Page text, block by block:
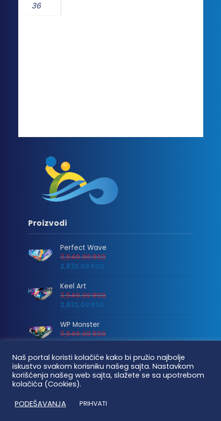
36
Proizvodi
Perfect Wave
3,540.00RSD
2,832.00 RSD
Keel Art
3,540.00RSD
2,832.00 RSD
WP Monster
3,540.00RSD
2,832.00RSD
O nama
Kontakt
Naš portal koristi kolačiće kako bi pružio najbolje
iskustvo svakom korisniku našeg sajta. Nastavkom
korišćenja našeg web sajta, slažete se sa upotrebom
kolačića (Cookies).
PODEŠAVANJA
PRIHVATI